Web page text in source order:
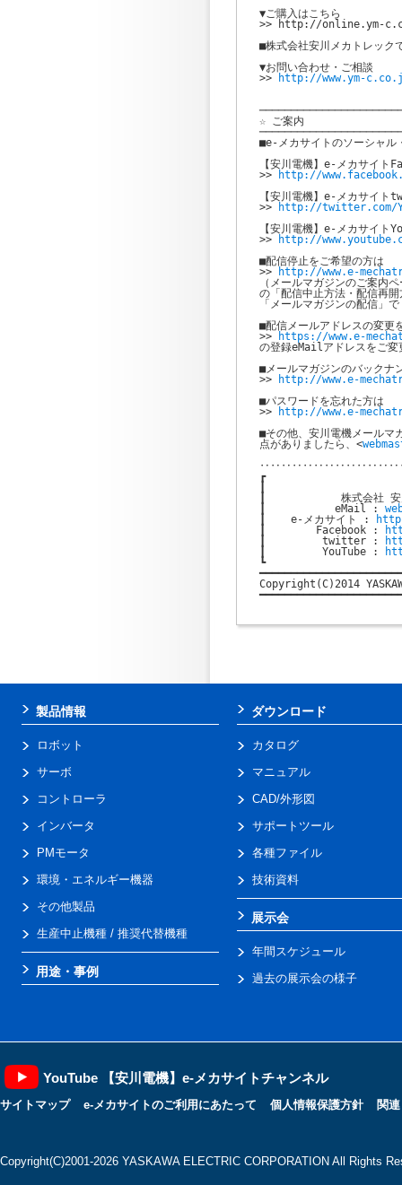
▼ご購入はこちら
>> http://online.ym-
■株式会社安川メカトレック
▼お問い合わせ・ご相談
>>
http://www.ym-
☆ ご案内
■e-メカサイトのソーシャル
【安川電機】e-メカサイト
>>
http://
【安川電機】e-メカサイ
>>
http://twitter.com/
【安川電機】e-メカサイト
>>
http://
■配信停止をご希望の方は
>>
http://www.e-
（メールマガジンのご案内
の「配信中止方法・配信再
「メールマガジンの配信」
■配信メールアドレスの変更
>>
https://www.e-
の登録eMailアドレスをご変
■メールマガジンのバックナ
>>
http://www.e-
■パスワードを忘れた方は
>>
http://www.e-
■その他、安川電機メールマ
点がありましたら、<
┏
┃            株式会社 安
┃           eMail :
┃    e-メカサイト :
┃        Facebook :
┃         twitter :
┃         YouTube :
┗
Copyright(C)2014
製品情報
ロボット
サーボ
コントローラ
インバータ
PMモータ
環境・エネルギー機器
その他製品
生産中止機種 / 推奨代替機種
用途・事例
ダウンロード
カタログ
マニュアル
CAD/外形図
サポートツール
各種ファイル
技術資料
展示会
年間スケジュール
過去の展示会の様子
YouTube 【安川電機】e-メカサイトチャンネル
サイトマップ e-メカサイトのご利用にあたって 個人情報保護方針 関
Copyright(C)2001‐2026 YASKAWA ELECTRIC CORPORATION All Rights